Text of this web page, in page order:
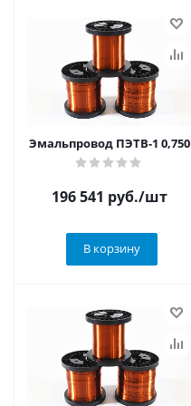
Эмальпровод ПЭТВ-1 0,750
196 541 руб./шт
В корзину